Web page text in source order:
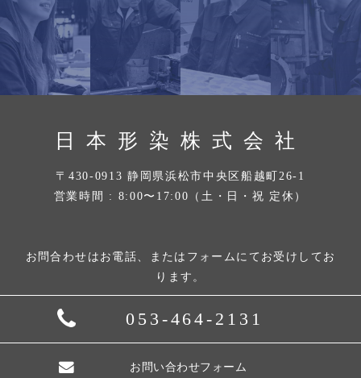
日本形染株式会社
〒430-0913 静岡県浜松市中央区船越町26-1
営業時間 : 8:00〜17:00（土・日・祝 定休）
お問合わせはお電話、またはフォームにてお受けしてお
ります。
053-464-2131
お問い合わせフォーム